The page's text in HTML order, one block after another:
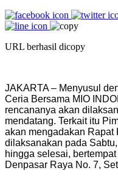
URL berhasil dicopy
JAKARTA – Menyusul
Ceria Bersama MIO
rencananya akan
mendatang. Terkait itu
akan mengadakan Rapat
dilaksanakan pada
hingga selesai,
Denpasar Raya No. 7,